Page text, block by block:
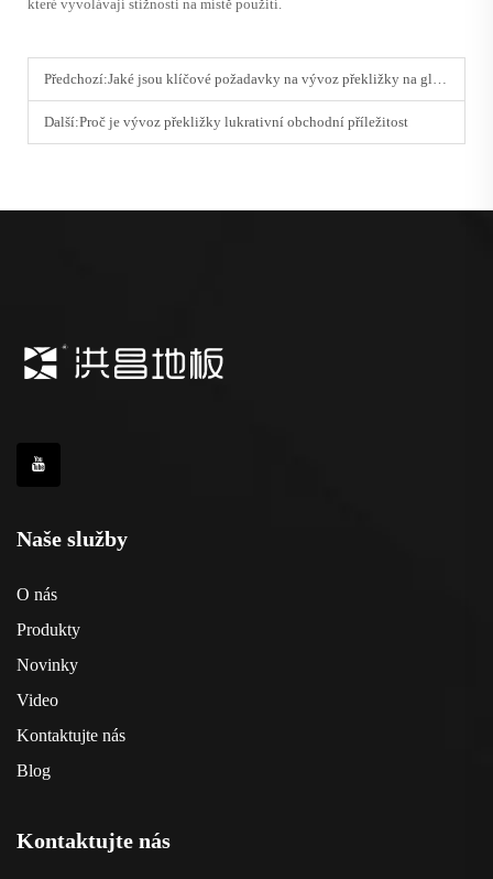
které vyvolávají stížnosti na místě použití.
Předchozí:Jaké jsou klíčové požadavky na vývoz překližky na globální trhy
Další:Proč je vývoz překližky lukrativní obchodní příležitost
Naše služby
O nás
Produkty
Novinky
Video
Kontaktujte nás
Blog
Kontaktujte nás